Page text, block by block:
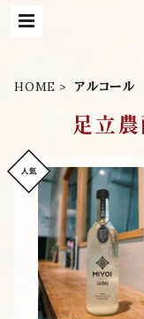
HOME アルコール
足立